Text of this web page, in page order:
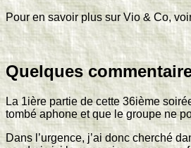
Pour en savoir plus sur Vio & Co,
Quelques
La 1ière partie de cette 36ième
tombé aphone et que le groupe ne
Dans l’urgence, j’ai donc cherché